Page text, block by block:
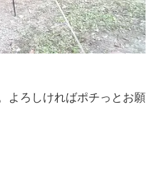
よろしければポチっとお願